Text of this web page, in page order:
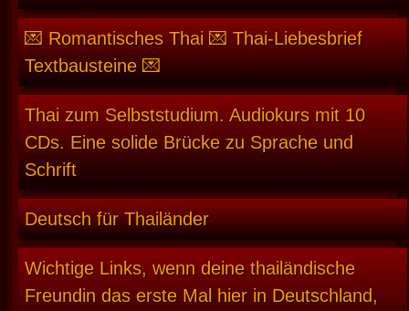
💌 Romantisches Thai 💌 Thai-Liebesbrief
Textbausteine 💌
Thai zum Selbststudium. Audiokurs mit 10
CDs. Eine solide Brücke zu Sprache und
Schrift
Deutsch für Thailänder
Wichtige Links, wenn deine thailändische
Freundin das erste Mal hier in Deutschland,